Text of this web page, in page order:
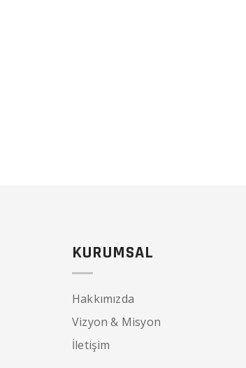
KURUMSAL
Hakkımızda
Vizyon & Misyon
İletişim